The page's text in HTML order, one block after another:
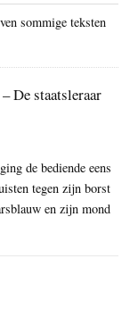
sommige teksten
De staatsleraar
de bediende eens
tegen zijn borst
en zijn mond